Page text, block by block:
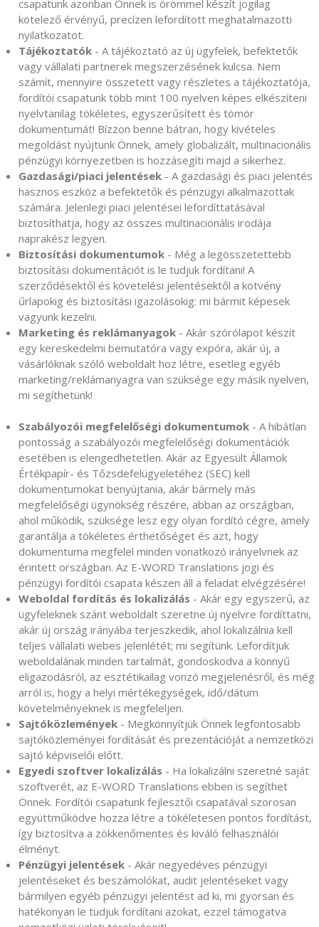
csapatunk azonban Önnek is örömmel készít jogilag
kötelező érvényű, precízen lefordított meghatalmazotti
nyilatkozatot.
Tájékoztatók - A tájékoztató az új ügyfelek, befektetők
vagy vállalati partnerek megszerzésének kulcsa. Nem
számít, mennyire összetett vagy részletes a tájékoztatója,
fordítói csapatunk több mint 100 nyelven képes elkészíteni
nyelvtanilag tökéletes, egyszerűsített és tömör
dokumentumát! Bízzon benne bátran, hogy kivételes
megoldást nyújtunk Önnek, amely globalizált, multinacionális
pénzügyi környezetben is hozzásegíti majd a sikerhez.
Gazdasági/piaci jelentések - A gazdasági és piaci jelentés
hasznos eszköz a befektetők és pénzügyi alkalmazottak
számára. Jelenlegi piaci jelentései lefordíttatásával
biztosíthatja, hogy az összes multinacionális irodája
naprakész legyen.
Biztosítási dokumentumok - Még a legösszetettebb
biztosítási dokumentációt is le tudjuk fordítani! A
szerződésektől és követelési jelentésektől a kötvény
űrlapokig és biztosítási igazolásokig: mi bármit képesek
vagyunk kezelni.
Marketing és reklámanyagok - Akár szórólapot készít
egy kereskedelmi bemutatóra vagy expóra, akár új, a
vásárlóknak szóló weboldalt hoz létre, esetleg egyéb
marketing/reklámanyagra van szüksége egy másik nyelven,
mi segíthetünk!
Szabályozói megfelelőségi dokumentumok - A hibátlan
pontosság a szabályozói megfelelőségi dokumentációk
esetében is elengedhetetlen. Akár az Egyesült Államok
Értékpapír- és Tőzsdefelügyeletéhez (SEC) kell
dokumentumokat benyújtania, akár bármely más
megfelelőségi ügynökség részére, abban az országban,
ahol működik, szüksége lesz egy olyan fordító cégre, amely
garantálja a tökéletes érthetőséget és azt, hogy
dokumentuma megfelel minden vonatkozó irányelvnek az
érintett országban. Az E-WORD Translations jogi és
pénzügyi fordítói csapata készen áll a feladat elvégzésére!
Weboldal fordítás és lokalizálás - Akár egy egyszerű, az
ügyfeleknek szánt weboldalt szeretne új nyelvre fordíttatni,
akár új ország irányába terjeszkedik, ahol lokalizálnia kell
teljes vállalati webes jelenlétét; mi segítünk. Lefordítjuk
weboldalának minden tartalmát, gondoskodva a könnyű
eligazodásról, az esztétikailag vonzó megjelenésről, és még
arról is, hogy a helyi mértékegységek, idő/dátum
követelményeknek is megfeleljen.
Sajtóközlemények - Megkönnyítjük Önnek legfontosabb
sajtóközleményei fordítását és prezentációját a nemzetközi
sajtó képviselői előtt.
Egyedi szoftver lokalizálás - Ha lokalizálni szeretné saját
szoftverét, az E-WORD Translations ebben is segíthet
Önnek. Fordítói csapatunk fejlesztői csapatával szorosan
együttműködve hozza létre a tökéletesen pontos fordítást,
így biztosítva a zökkenőmentes és kiváló felhasználói
élményt.
Pénzügyi jelentések - Akár negyedéves pénzügyi
jelentéseket és beszámolókat, audit jelentéseket vagy
bármilyen egyéb pénzügyi jelentést ad ki, mi gyorsan és
hatékonyan le tudjuk fordítani azokat, ezzel támogatva